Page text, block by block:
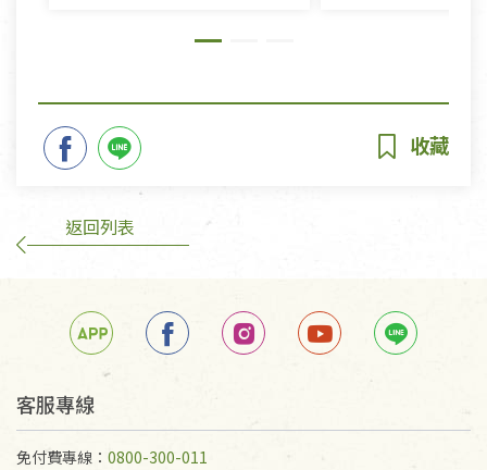
返回列表
客服專線
免付費專線： 0800-300-011